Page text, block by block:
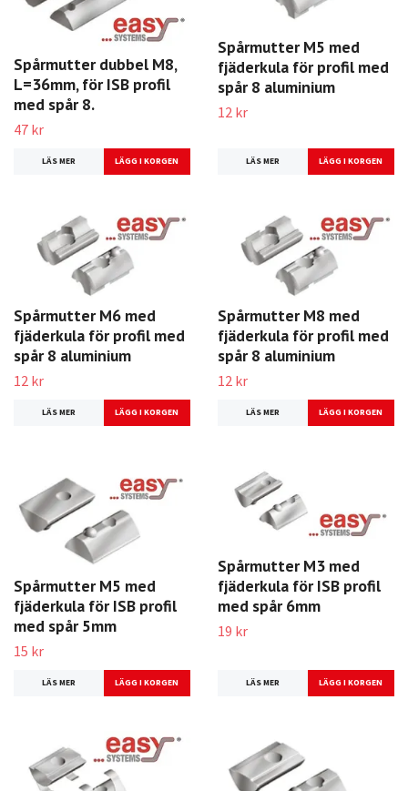
Spårmutter dubbel M8,
L=36mm, för ISB profil
med spår 8.
47 kr
LÄS MER
Spårmutter M5 med
fjäderkula för profil med
spår 8 aluminium
12 kr
LÄS MER
Spårmutter M6 med
fjäderkula för profil med
spår 8 aluminium
12 kr
LÄS MER
Spårmutter M8 med
fjäderkula för profil med
spår 8 aluminium
12 kr
LÄS MER
Spårmutter M5 med
fjäderkula för ISB profil
med spår 5mm
15 kr
LÄS MER
Spårmutter M3 med
fjäderkula för ISB profil
med spår 6mm
19 kr
LÄS MER